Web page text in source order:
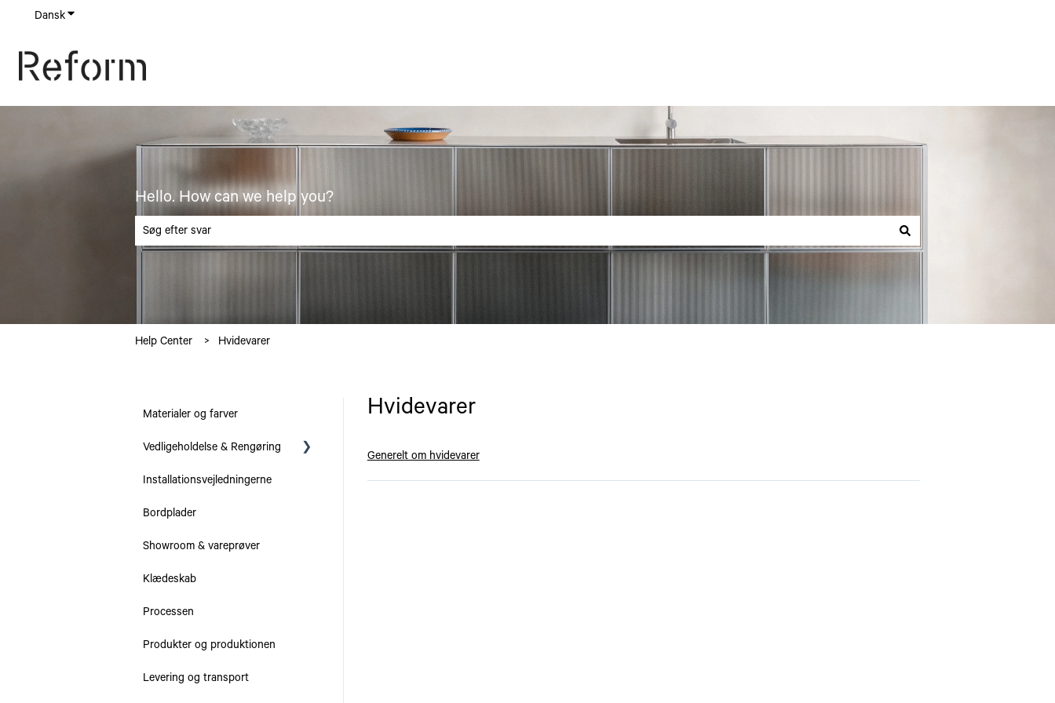
DanskVis undermenu for oversættelser
Hello. How can we help you?
Der er ingen forslag, da søgefeltet er tomt.
Help Center Hvidevarer
Hvidevarer
Generelt om hvidevarer
Materialer og farver
Vedligeholdelse & Rengøring
Serier
Bordplader
Skabe & Skuffer
Installationsvejledningerne
Bordplader
Showroom & vareprøver
Klædeskab
Processen
Produkter og produktionen
Levering og transport